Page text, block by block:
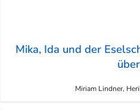
Mika, Ida und der
Miriam Lindner,